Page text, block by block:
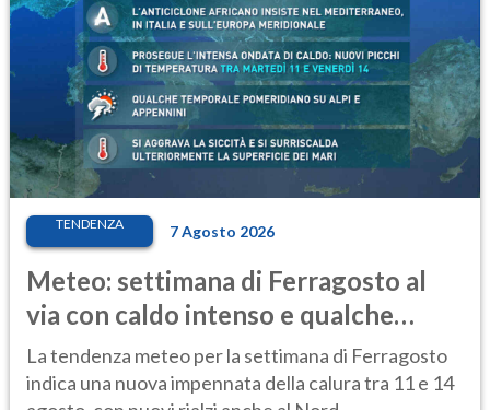
TENDENZA 7 Agosto 2026
Meteo: settimana di Ferragosto al
via con caldo intenso e qualche
temporale
La tendenza meteo per la settimana di Ferragosto
indica una nuova impennata della calura tra 11 e 14